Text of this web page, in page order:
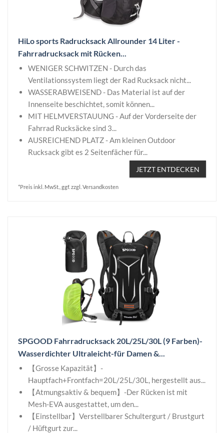
HiLo sports Radrucksack Allrounder 14 Liter -
Fahrradrucksack mit Rücken...
WENIGER SCHWITZEN - Durch das
Ventilationssystem liegt der Rad Rucksack nicht...
WASSERABWEISEND - Das Material ist auf der
Innenseite beschichtet, somit können...
MIT HELMVERSTAUUNG - Auf der Vorderseite der
Fahrrad Rucksäcke sind 3...
AUSREICHEND PLATZ - Am kleinen Outdoor
Rucksack gibt es 2 Seitenfächer für...
JETZT ENTDECKEN
*Preis inkl. MwSt., ggf. zzgl. Versandkosten
SPGOOD Fahrradrucksack 20L/25L/30L (9 Farben)-
Wasserdichter Ultraleicht-für Damen &...
【Grosse Kapazität】-
Hauptfach+Frontfach=20L/25L/30L, hergestellt aus...
【Atmungsaktiv & bequem】-Der Rücken ist mit
Mesh-EVA ausgestattet, um den...
【Einstellbar】Verstellbarer Schultergurt / Brustgurt
/ Hüftgurt zur...